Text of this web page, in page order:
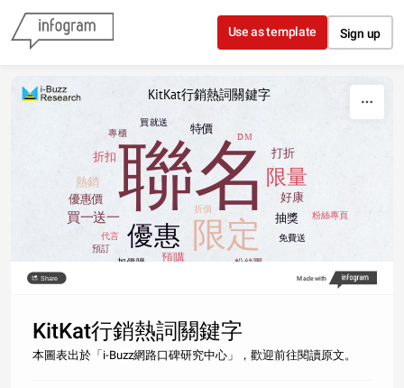
Skip to content
Use as template Sign up
KitKat行銷熱詞關鍵字
聯名
限定
優惠
限量
買一送一
好康
抽獎
預購
優惠價
熱銷
特價
折扣 打折
折價
免費送
代言
粉絲團
加價購
DM
預訂
專櫃
買就送
粉絲專頁
統計期間：2021/01/01-2021/11/25
數據來源：i-Buzz網路口碑研究中心
Share Made with
KitKat行銷熱詞關鍵字
本圖表出於「i-Buzz網路口碑研究中心」，歡迎前往閱讀原文。